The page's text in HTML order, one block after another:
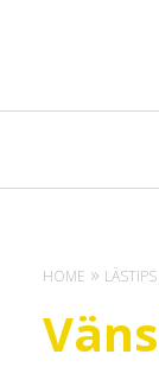
HOME